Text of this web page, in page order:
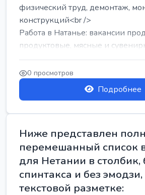
физический труд, демонтаж,
конструкций<br />
Работа в Натанье: вакансии
продуктовые, мясные и
Разнорабочий на сборку м...
0 просмотров
Подробнее
Ниже представлен
перемешанный список
для Нетании в столбик,
спинтакса и без
текстовой разметке: